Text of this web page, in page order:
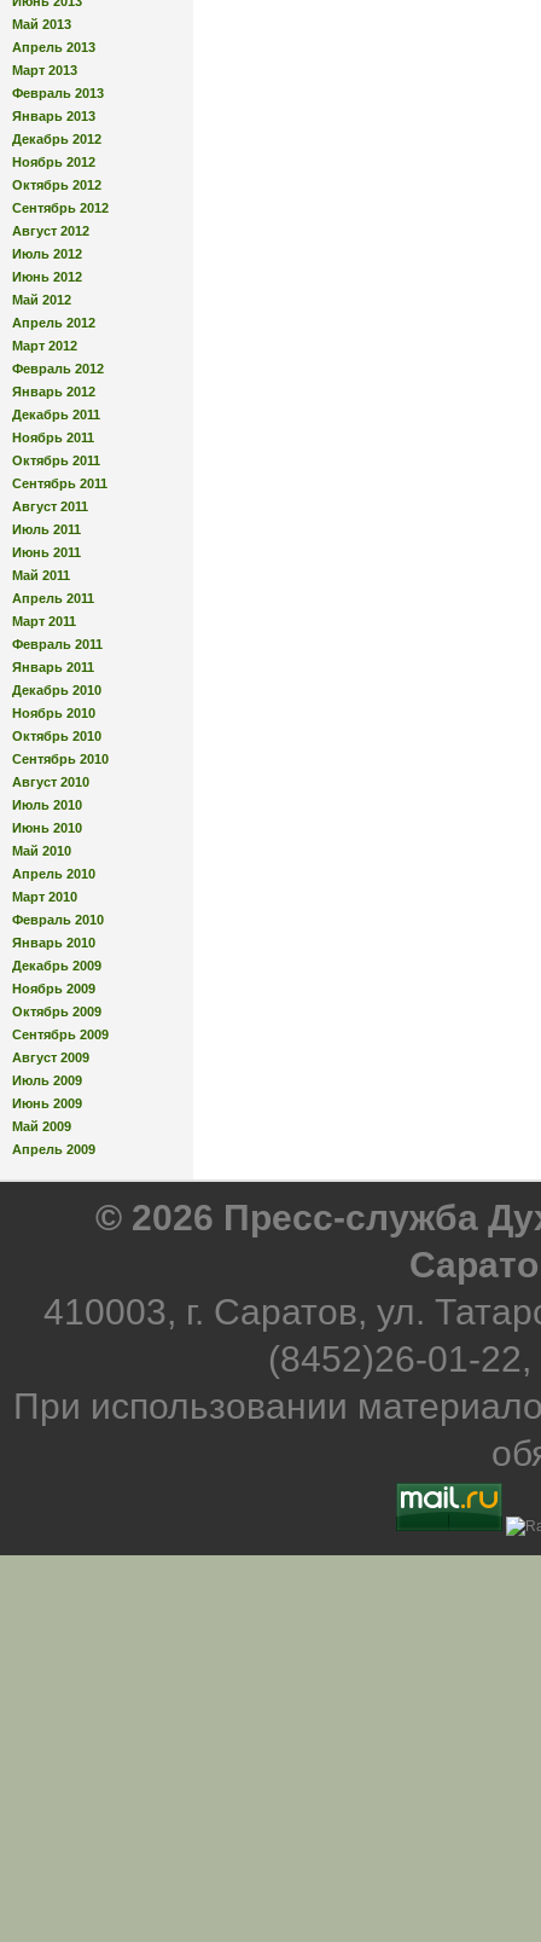
Май 2013
Апрель 2013
Март 2013
Февраль 2013
Январь 2013
Декабрь 2012
Ноябрь 2012
Октябрь 2012
Сентябрь 2012
Август 2012
Июль 2012
Июнь 2012
Май 2012
Апрель 2012
Март 2012
Февраль 2012
Январь 2012
Декабрь 2011
Ноябрь 2011
Октябрь 2011
Сентябрь 2011
Август 2011
Июль 2011
Июнь 2011
Май 2011
Апрель 2011
Март 2011
Февраль 2011
Январь 2011
Декабрь 2010
Ноябрь 2010
Октябрь 2010
Сентябрь 2010
Август 2010
Июль 2010
Июнь 2010
Май 2010
Апрель 2010
Март 2010
Февраль 2010
Январь 2010
Декабрь 2009
Ноябрь 2009
Октябрь 2009
Сентябрь 2009
Август 2009
Июль 2009
Июнь 2009
Май 2009
Апрель 2009
© 2026 Пресс-служба
410003, г. Саратов, ул.
(8452)26-01-
При использовании